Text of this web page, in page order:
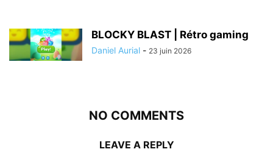
BLOCKY BLAST | Rétro gaming
Daniel Aurial - 23 juin 2026
NO COMMENTS
LEAVE A REPLY